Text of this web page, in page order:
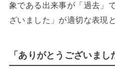
象である出来事が「過去」
ざいました」が適切な表現
「ありがとうございまし